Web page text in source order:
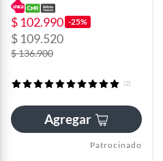
$ 102.990 -25%
$ 109.520
$ 136.900
(2)
Agregar
Patrocinado